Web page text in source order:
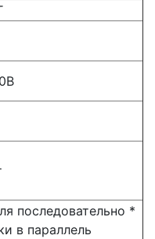
последовательно *
в параллель